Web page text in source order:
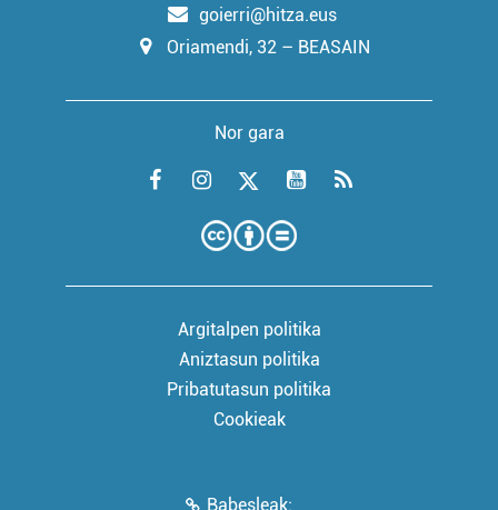
goierri@hitza.eus
Oriamendi, 32 – BEASAIN
Nor gara
Argitalpen politika
Aniztasun politika
Pribatutasun politika
Cookieak
Babesleak: